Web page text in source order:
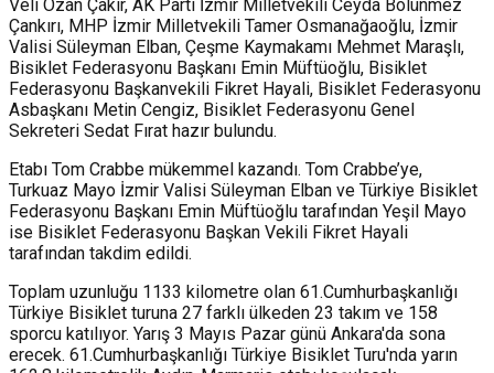
Veli Ozan Çakır, AK Parti İzmir Milletvekili Ceyda Bölünmez
Çankırı, MHP İzmir Milletvekili Tamer Osmanağaoğlu, İzmir
Valisi Süleyman Elban, Çeşme Kaymakamı Mehmet Maraşlı,
Bisiklet Federasyonu Başkanı Emin Müftüoğlu, Bisiklet
Federasyonu Başkanvekili Fikret Hayali, Bisiklet Federasyonu
Asbaşkanı Metin Cengiz, Bisiklet Federasyonu Genel
Sekreteri Sedat Fırat hazır bulundu.
Etabı Tom Crabbe mükemmel kazandı. Tom Crabbe’ye,
Turkuaz Mayo İzmir Valisi Süleyman Elban ve Türkiye Bisiklet
Federasyonu Başkanı Emin Müftüoğlu tarafından Yeşil Mayo
ise Bisiklet Federasyonu Başkan Vekili Fikret Hayali
tarafından takdim edildi.
Toplam uzunluğu 1133 kilometre olan 61.Cumhurbaşkanlığı
Türkiye Bisiklet turuna 27 farklı ülkeden 23 takım ve 158
sporcu katılıyor. Yarış 3 Mayıs Pazar günü Ankara'da sona
erecek. 61.Cumhurbaşkanlığı Türkiye Bisiklet Turu'nda yarın